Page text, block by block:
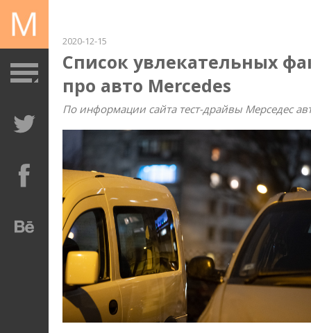
2020-12-15
Список увлекательных
про авто Mercedes
По информации сайта тест-драйвы Мерседес